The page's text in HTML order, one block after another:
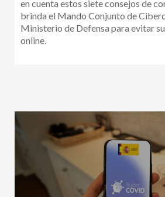
en cuenta estos siete consejos de
brinda el Mando Conjunto de
Ministerio de Defensa para evitar
online.